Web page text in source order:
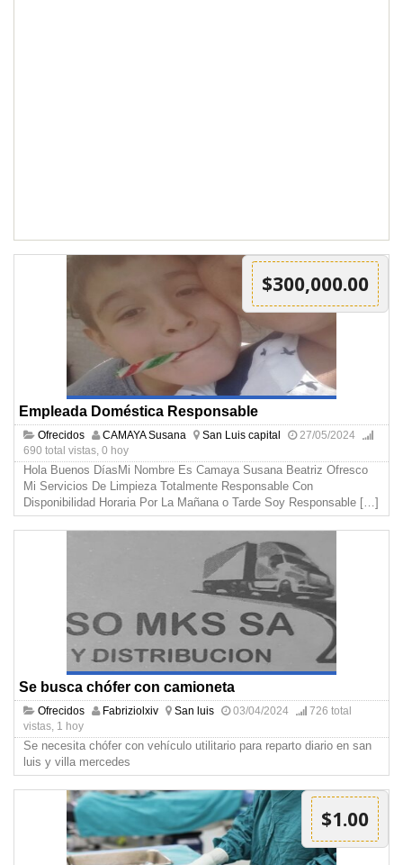
$300,000.00
Empleada Doméstica Responsable
Ofrecidos CAMAYA Susana San Luis capital
27/05/2024
690 total vistas, 0 hoy
Hola Buenos DíasMi Nombre Es Camaya Susana Beatriz Ofresco
Mi Servicios De Limpieza Totalmente Responsable Con
Disponibilidad Horaria Por La Mañana o Tarde Soy Responsable […]
Se busca chófer con camioneta
Ofrecidos Fabriziolxiv San luis 03/04/2024
726 total
vistas, 1 hoy
Se necesita chófer con vehículo utilitario para reparto diario en san
luis y villa mercedes
$1.00